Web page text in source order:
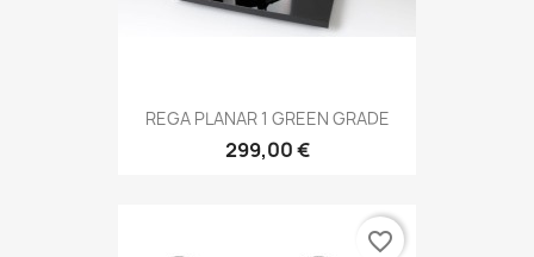
REGA PLANAR 1 GREEN GRADE
299,00 €
favorite_border